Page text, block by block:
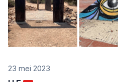
23 mei 2023